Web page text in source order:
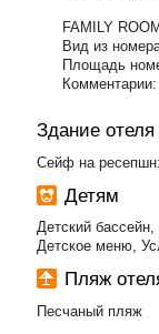
FAMILY
Вид из
Площадь
Здание отеля
Сейф на
Детям
Детский
Детское меню,
Пляж
Песчаный пляж